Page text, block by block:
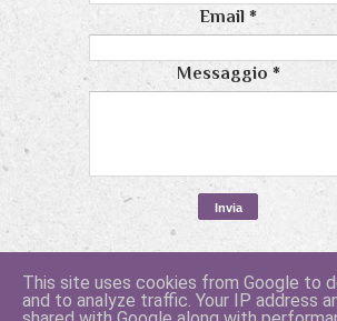
Email*
Messaggio *
This site uses cookies from Google to
and to analyze traffic. Your IP address